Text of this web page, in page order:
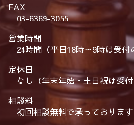
FAX
03-6369-3055
営業時間
24時間（平日18時～9時は受付
定休日
なし（年末年始・土日祝は受付
相談料
初回相談無料で承っております